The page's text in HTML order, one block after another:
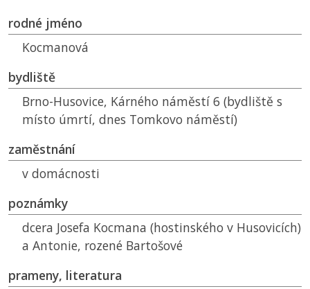
rodné jméno
Kocmanová
bydliště
Brno-Husovice, Kárného náměstí 6 (bydliště s
místo úmrtí, dnes Tomkovo náměstí)
zaměstnání
v domácnosti
poznámky
dcera Josefa Kocmana (hostinského v Husovicích)
a Antonie, rozené Bartošové
prameny, literatura